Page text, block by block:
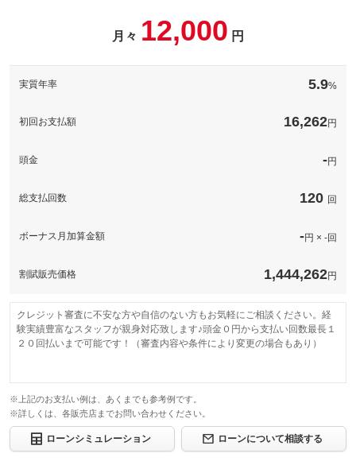
[保証付]：3年・走行無制限
保証項目
保証範囲は４１０項目以上。故障がおきても、電話１本で即対
応。専用コールセンターが、あなたのカーライフをサポートしま
上限金額
でとします。輸入車の場合は、１００万円（税込）を上限としま
無し
本保証の開始時からの走行距離が５００Ｋｍに満たない車両に生
ロードサー
ビスの有無
有り
賃込み！事故や煽り運転時の有力な目撃者。駐車中の防犯対策
や、美しい旅の思い出記録にも役立ちます。万が一の備えとし
備考
修理回数・
免責金
保証修理受
付先
-
ビスの有無
このパックの見積もり依頼（無料）
目で点検・交換いたします。詳細はお気軽にスタッフまでお問い
当店では、お客様のお車に合わせたお得な消耗品整備プランをご
用意しております。例えば「エンジンオイル・フィルター・エア
保証修理受
付先
-
ロードサー
-
このパックの見積もり依頼（無料）
月々 12,000 円
実質年率 5.9%
初回お支払額 16,262円
頭金 -円
総支払回数 120 回
ボーナス月加算金額 -円 × -回
割賦販売価格 1,444,262円
クレジット審査に不安な方や自信のない方もお気軽にご相談ください。経
験実績豊富なスタッフが親身対応致します♪頭金０円から支払い回数最長１
２０回払いまで可能です！（審査内容や条件により変更の場合もあり）
※上記のお支払い例は、あくまでも参考例です。
※詳しくは、各販売店までお問い合わせください。
ローンシミュレーション ローンについて相談する